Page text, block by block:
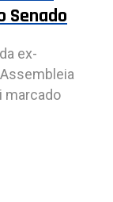
Senado
ex-
marcado